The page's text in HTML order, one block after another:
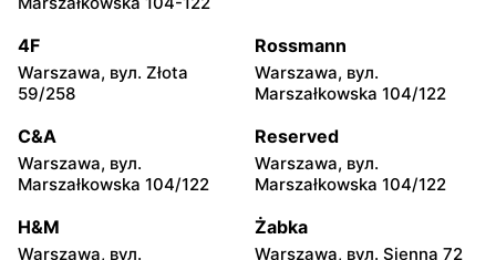
moje sklepy
Iwierzyce, вул. Iwierzyce
152A
moje sklepy
Tczew, вул. Franciszka
Żwirki 61
moje sklepy
Hyżne, вул. Hyżne 100
moje sklepy
Jarosław, вул. Pełkińska
147
moje sklepy
Niebylec, вул. Niebylec 139
moje sklepy
Opole, вул. Grudzicka 45
4F
Warszawa, вул. Złota
59/258
Rossmann
Warszawa, вул.
Marszałkowska 104/122
C&A
Warszawa, вул.
Marszałkowska 104/122
Reserved
Warszawa, вул.
Marszałkowska 104/122
H&M
Warszawa, вул.
Żabka
Warszawa, вул. Sienna 72